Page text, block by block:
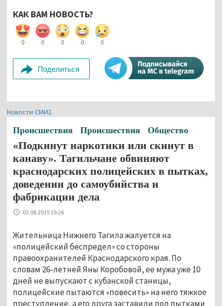
КАК ВАМ НОВОСТЬ?
0 0 0 0 0
Поделиться
Новости СМИ2
Происшествия Происшествия Общество
«Подкинут наркотики или скинут в
канаву». Тагильчане обвиняют
краснодарских полицейских в пытках,
доведении до самоубийства и
фабрикации дела
03.08.2015 19:26
Жительница Нижнего Тагила жалуется на
«полицейский беспредел» со стороны
правоохранителей Краснодарского края. По
словам 26-летней Яны Коробовой, её мужа уже 10
дней не выпускают с кубанской станицы,
полицейские пытаются «повесить» на него тяжкое
преступление, а его друга заставили под пытками